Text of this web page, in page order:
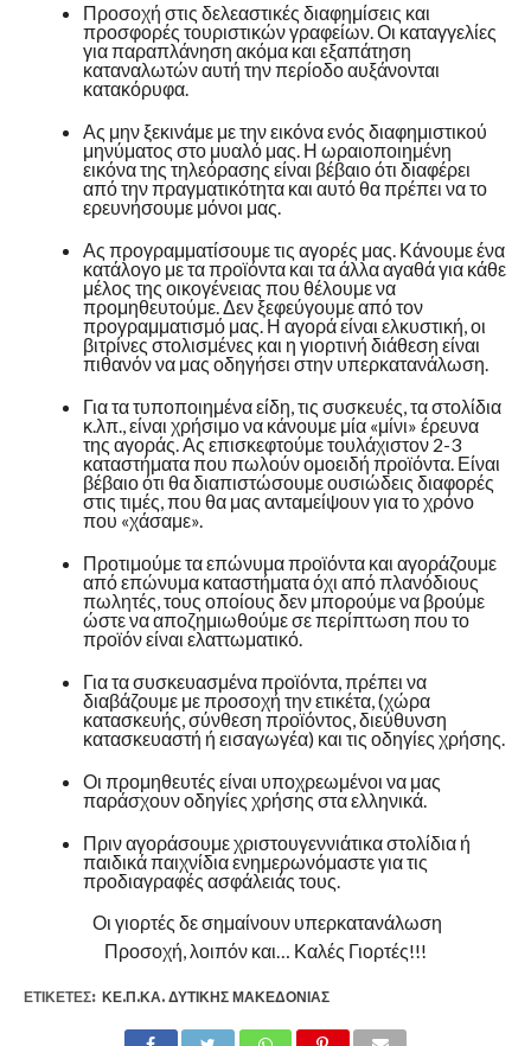
Προσοχή στις δελεαστικές διαφημίσεις και
προσφορές τουριστικών γραφείων. Οι καταγγελίες
για παραπλάνηση ακόμα και εξαπάτηση
καταναλωτών αυτή την περίοδο αυξάνονται
κατακόρυφα.
Ας μην ξεκινάμε με την εικόνα ενός διαφημιστικού
μηνύματος στο μυαλό μας. Η ωραιοποιημένη
εικόνα της τηλεόρασης είναι βέβαιο ότι διαφέρει
από την πραγματικότητα και αυτό θα πρέπει να το
ερευνήσουμε μόνοι μας.
Ας προγραμματίσουμε τις αγορές μας. Κάνουμε ένα
κατάλογο με τα προϊόντα και τα άλλα αγαθά για κάθε
μέλος της οικογένειας που θέλουμε να
προμηθευτούμε. Δεν ξεφεύγουμε από τον
προγραμματισμό μας. Η αγορά είναι ελκυστική, οι
βιτρίνες στολισμένες και η γιορτινή διάθεση είναι
πιθανόν να μας οδηγήσει στην υπερκατανάλωση.
Για τα τυποποιημένα είδη, τις συσκευές, τα στολίδια
κ.λπ., είναι χρήσιμο να κάνουμε μία «μίνι» έρευνα
της αγοράς. Ας επισκεφτούμε τουλάχιστον 2-3
καταστήματα που πωλούν ομοειδή προϊόντα. Είναι
βέβαιο ότι θα διαπιστώσουμε ουσιώδεις διαφορές
στις τιμές, που θα μας ανταμείψουν για το χρόνο
που «χάσαμε».
Προτιμούμε τα επώνυμα προϊόντα και αγοράζουμε
από επώνυμα καταστήματα όχι από πλανόδιους
πωλητές, τους οποίους δεν μπορούμε να βρούμε
ώστε να αποζημιωθούμε σε περίπτωση που το
προϊόν είναι ελαττωματικό.
Για τα συσκευασμένα προϊόντα, πρέπει να
διαβάζουμε με προσοχή την ετικέτα, (χώρα
κατασκευής, σύνθεση προϊόντος, διεύθυνση
κατασκευαστή ή εισαγωγέα) και τις οδηγίες χρήσης.
Οι προμηθευτές είναι υποχρεωμένοι να μας
παράσχουν οδηγίες χρήσης στα ελληνικά.
Πριν αγοράσουμε χριστουγεννιάτικα στολίδια ή
παιδικά παιχνίδια ενημερωνόμαστε για τις
προδιαγραφές ασφάλειάς τους.
Οι γιορτές δε σημαίνουν υπερκατανάλωση
Προσοχή, λοιπόν και… Καλές Γιορτές!!!
ΕΤΙΚΕΤΕΣ: ΚΕ.Π.ΚΑ. ΔΥΤΙΚΉΣ ΜΑΚΕΔΟΝΊΑΣ